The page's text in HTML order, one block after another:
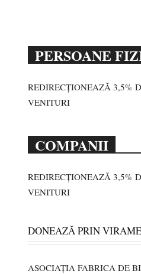
PERSOANE
REDIRECȚIONEAZĂ 3,5%
VENITURI
COMPANII
REDIRECȚIONEAZĂ 3,5%
VENITURI
DONEAZĂ PRIN
ASOCIAȚIA FABRICA DE